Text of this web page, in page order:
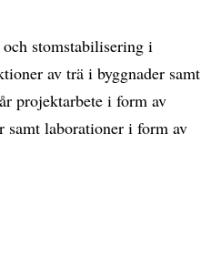
stomstabilisering i
av trä i byggnader samt
projektarbete i form av
samt laborationer i form av